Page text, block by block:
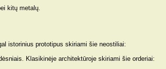
kitų metalų.
istorinius prototipus skiriami šie neostiliai:
Klasikinėje architektūroje skiriami šie orderiai: